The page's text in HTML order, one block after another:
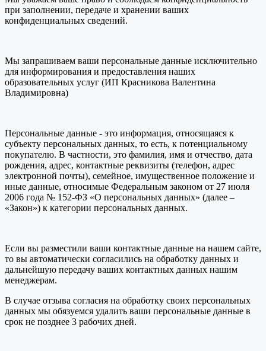
при заполнении, передаче и хранении ваших
конфиденциальных сведений.
Мы запрашиваем ваши персональные данные исключительно
для информирования и предоставления наших
образовательных услуг (ИП Красникова Валентина
Владимировна)
Персональные данные - это информация, относящаяся к
субъекту персональных данных, то есть, к потенциальному
покупателю. В частности, это фамилия, имя и отчество, дата
рождения, адрес, контактные реквизиты (телефон, адрес
электронной почты), семейное, имущественное положение и
иные данные, относимые Федеральным законом от 27 июля
2006 года № 152-ФЗ «О персональных данных» (далее –
«Закон») к категории персональных данных.
Если вы разместили ваши контактные данные на нашем сайте,
то вы автоматически согласились на обработку данных и
дальнейшую передачу ваших контактных данных нашим
менеджерам.
В случае отзыва согласия на обработку своих персональных
данных мы обязуемся удалить ваши персональные данные в
срок не позднее 3 рабочих дней.